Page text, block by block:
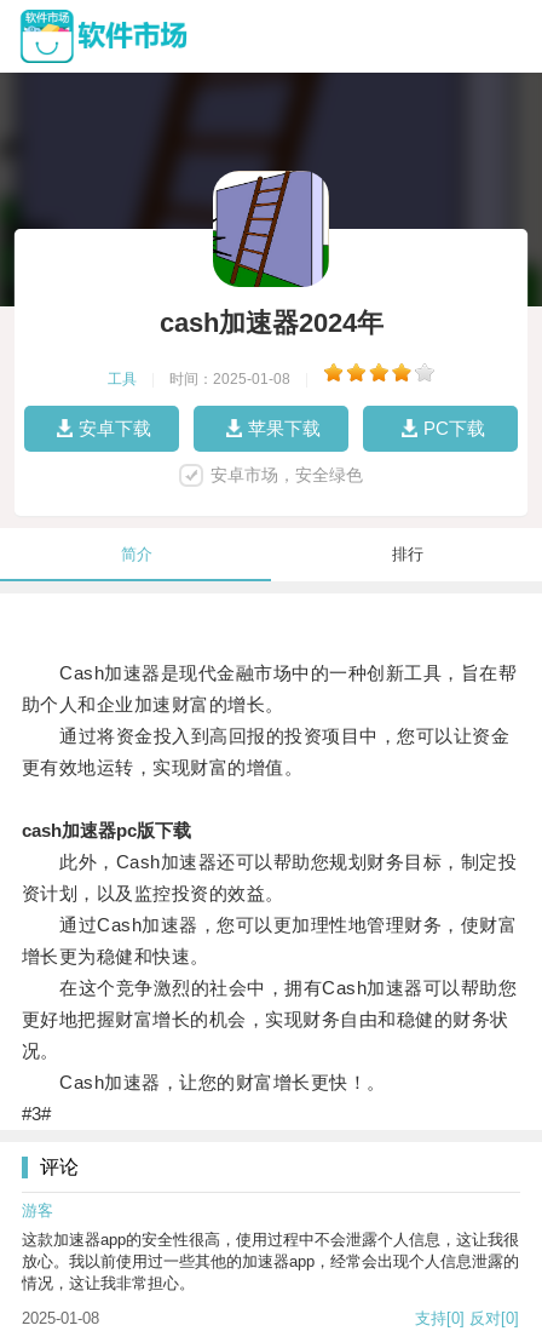
cash加速器2024年
工具 时间：2025-01-08
安卓下载 苹果下载 PC下载
安卓市场，安全绿色
简介 排行
Cash加速器是现代金融市场中的一种创新工具，旨在帮
助个人和企业加速财富的增长。
通过将资金投入到高回报的投资项目中，您可以让资金
更有效地运转，实现财富的增值。
cash加速器pc版下载
此外，Cash加速器还可以帮助您规划财务目标，制定投
资计划，以及监控投资的效益。
通过Cash加速器，您可以更加理性地管理财务，使财富
增长更为稳健和快速。
在这个竞争激烈的社会中，拥有Cash加速器可以帮助您
更好地把握财富增长的机会，实现财务自由和稳健的财务状
况。
Cash加速器，让您的财富增长更快！。
#3#
评论
游客
这款加速器app的安全性很高，使用过程中不会泄露个人信息，这让我很
放心。我以前使用过一些其他的加速器app，经常会出现个人信息泄露的
情况，这让我非常担心。
2025-01-08
支持[0] 反对[0]